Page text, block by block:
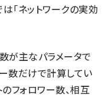
「ネットワークの実効
が主なパラメータで
ー数だけで計算してい
のフォロワー数、相互